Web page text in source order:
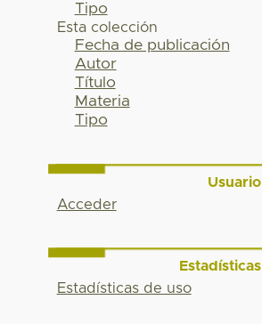
Tipo
Esta colección
Fecha de publicación
Autor
Título
Materia
Tipo
Usuario
Acceder
Estadísticas
Estadísticas de uso